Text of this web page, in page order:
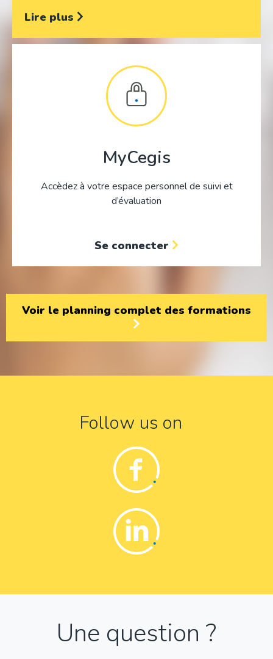
Lire plus
MyCegis
Accèdez à votre espace personnel de suivi et
d’évaluation
Se connecter
Voir le planning complet des formations
Follow us on
Facebook
Linkedin
Une question ?